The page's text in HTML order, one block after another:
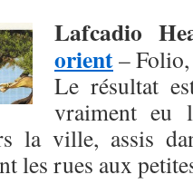
Lafcadio
orient–
Le résultat
vraiment eu
la ville, assis
les rues aux